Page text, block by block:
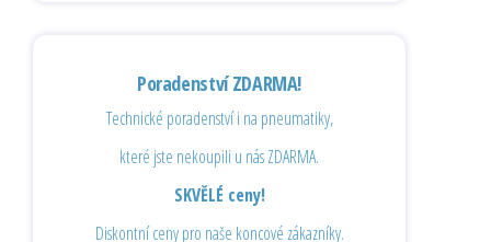
Poradenství ZDARMA!
Technické poradenství i na pneumatiky,
které jste nekoupili u nás ZDARMA.
SKVĚLÉ ceny!
Diskontní ceny pro naše koncové zákazníky.